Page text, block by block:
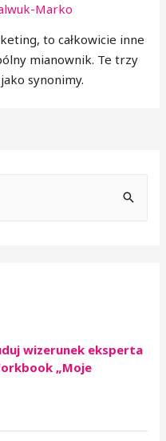
Marko
to całkowicie inne
mianownik. Te trzy
synonimy.
wizerunek eksperta
„Moje